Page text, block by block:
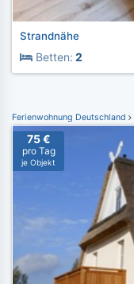
Strandnähe
Betten: 2
Ferienwohnung Deutschland
75 €
pro Tag
je Objekt